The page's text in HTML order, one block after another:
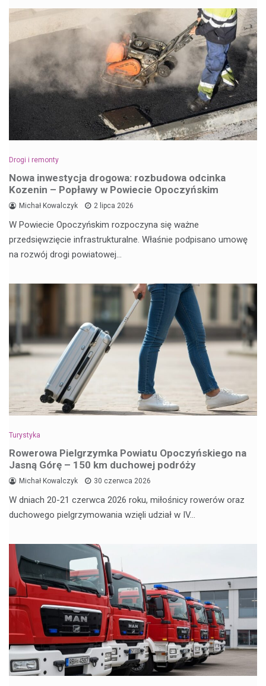
Drogi i remonty
Nowa inwestycja drogowa: rozbudowa odcinka
Kozenin – Popławy w Powiecie Opoczyńskim
Michał Kowalczyk 2 lipca 2026
W Powiecie Opoczyńskim rozpoczyna się ważne
przedsięwzięcie infrastrukturalne. Właśnie podpisano umowę
na rozwój drogi powiatowej…
Turystyka
Rowerowa Pielgrzymka Powiatu Opoczyńskiego na
Jasną Górę – 150 km duchowej podróży
Michał Kowalczyk 30 czerwca 2026
W dniach 20-21 czerwca 2026 roku, miłośnicy rowerów oraz
duchowego pielgrzymowania wzięli udział w IV…